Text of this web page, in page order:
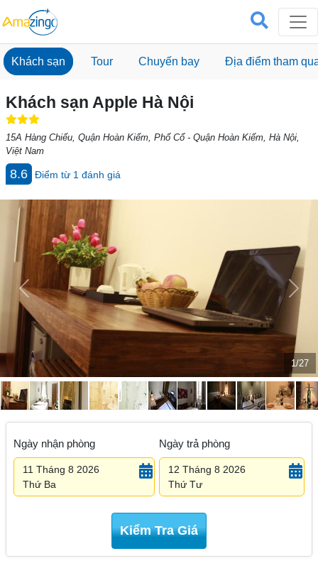
Khách sạn Tour Chuyến bay Địa điểm tham
Khách sạn Apple Hà Nội
15A Hàng Chiếu, Quận Hoàn Kiếm, Phố Cổ - Quận Hoàn Kiếm, Hà Nội,
Việt Nam
8.6 Điểm từ 1 đánh giá
1/27
Previous Next
Ngày nhận phòng
11 Tháng 8 2026
Thứ Ba
Ngày trả phòng
12 Tháng 8 2026
Thứ Tư
Kiểm Tra Giá